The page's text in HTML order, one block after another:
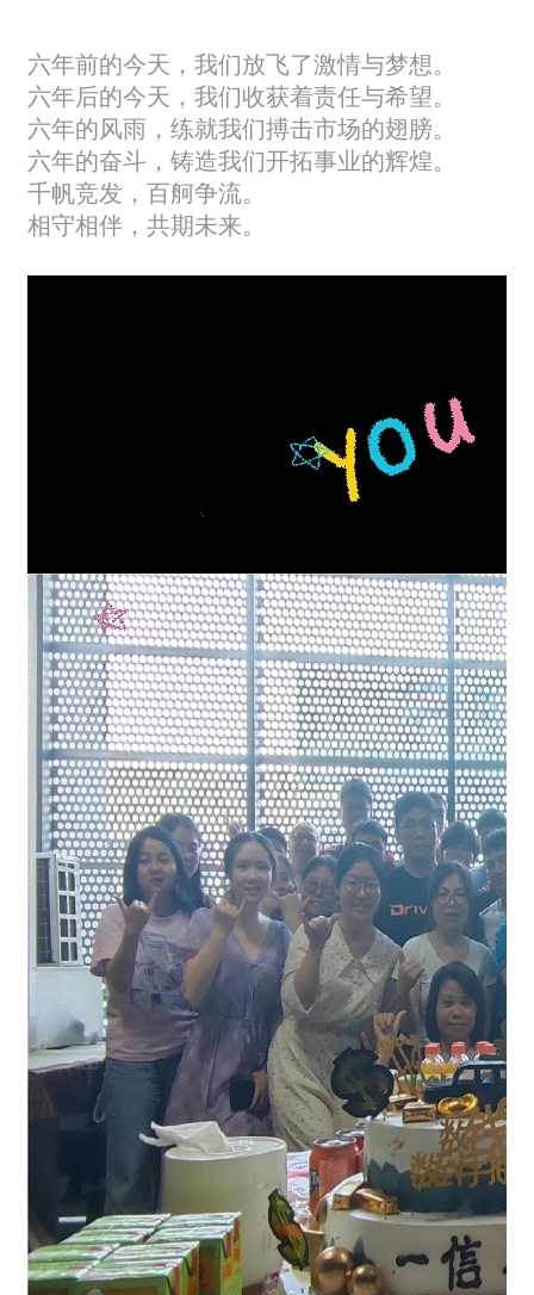
六年前的今天，我们放飞了激情与梦想。
六年后的今天，我们收获着责任与希望。
六年的风雨，练就我们搏击市场的翅膀。
六年的奋斗，铸造我们开拓事业的辉煌。
千帆竞发，百舸争流。
相守相伴，共期未来。